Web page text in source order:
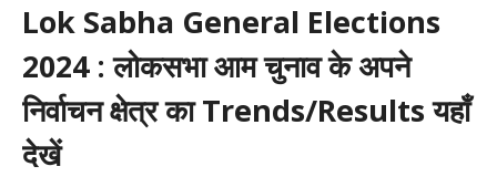
Lok Sabha General Elections
2024 : लोकसभा आम चुनाव के अपने
निर्वाचन क्षेत्र का Trends/Results यहाँ
देखें